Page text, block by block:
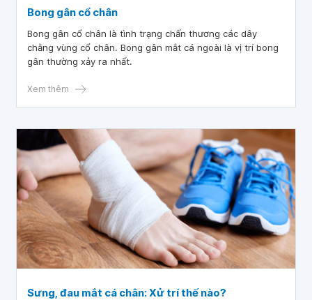
Bong gân cổ chân
Bong gân cổ chân là tình trạng chấn thương các dây
chằng vùng cổ chân. Bong gân mắt cá ngoài là vị trí bong
gân thường xảy ra nhất.
Xem thêm
Sưng, đau mắt cá chân: Xử trí thế nào?